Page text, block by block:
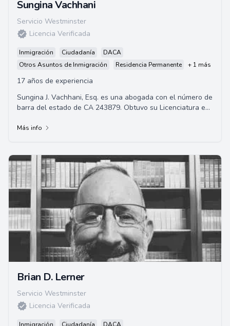
Sungina Vachhani
Servicio Westminster
Licencia Verificada
Inmigración Ciudadanía
DACA
Otros Asuntos de Inmigración
Residencia Permanente + 1 más
17 años de experiencia
Sungina J. Vachhani, Esq. es una abogada con el número de
barra del estado de CA 243879. Obtuvo su Licenciatura en
Más info
Brian D. Lerner
Servicio Westminster
Licencia Verificada